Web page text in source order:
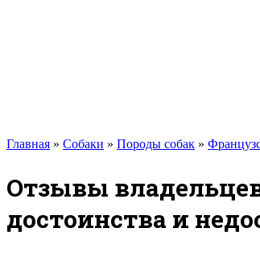
Главная » Собаки » Породы собак »
Отзывы
достоинства и